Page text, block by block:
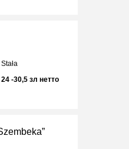
Stała
24 -30,5 зл нетто